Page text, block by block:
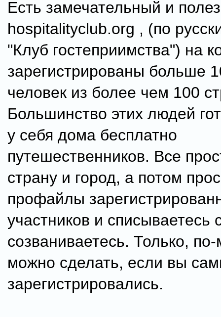
Есть замечательный и
hospitalityclub.org , (по
"Клуб гостеприимства") на
зарегистрированы больше
человек из более чем 100
Большинство этих людей
у себя дома бесплатно
путешественников. Все
страну и город, а потом
профайлы
участников и списываетесь
созваниваетесь. Только,
можно сделать, если вы
зарегистрировались.